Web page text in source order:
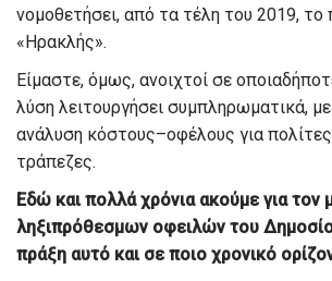
νομοθετήσει, από τα τέλη του 2019, το
«Ηρακλής».
Είμαστε, όμως, ανοιχτοί σε
λύση λειτουργήσει συμπληρωματικά,
ανάλυση κόστους–οφέλους για
τράπεζες.
Εδώ και πολλά χρόνια ακούμε για τον
ληξιπρόθεσμων οφειλών του
πράξη αυτό και σε ποιο χρονικό